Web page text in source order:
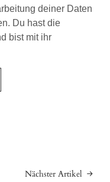
deiner Daten
Du hast die
bist mit ihr
Nächster Artikel